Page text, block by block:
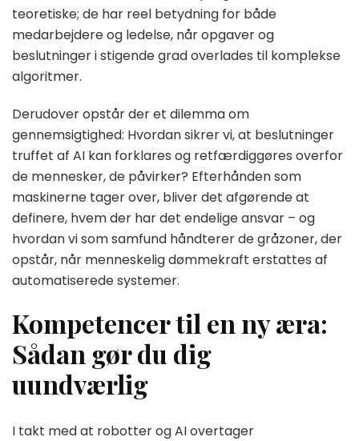
teoretiske; de har reel betydning for både
medarbejdere og ledelse, når opgaver og
beslutninger i stigende grad overlades til komplekse
algoritmer.
Derudover opstår der et dilemma om
gennemsigtighed: Hvordan sikrer vi, at beslutninger
truffet af AI kan forklares og retfærdiggøres overfor
de mennesker, de påvirker? Efterhånden som
maskinerne tager over, bliver det afgørende at
definere, hvem der har det endelige ansvar – og
hvordan vi som samfund håndterer de gråzoner, der
opstår, når menneskelig dømmekraft erstattes af
automatiserede systemer.
Kompetencer til en ny æra:
Sådan gør du dig
uundværlig
I takt med at robotter og AI overtager